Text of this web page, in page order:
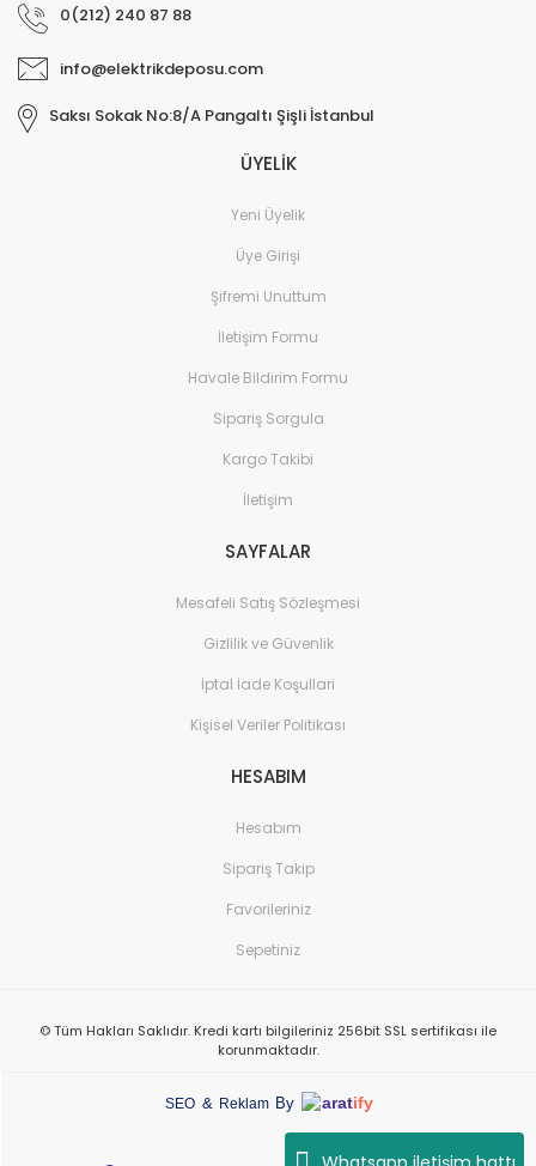
0(212) 240 87 88
info@elektrikdeposu.com
Saksı Sokak No:8/A Pangaltı Şişli İstanbul
ÜYELİK
Yeni Üyelik
Üye Girişi
Şifremi Unuttum
İletişim Formu
Havale Bildirim Formu
Sipariş Sorgula
Kargo Takibi
İletişim
SAYFALAR
Mesafeli Satış Sözleşmesi
Gizlilik ve Güvenlik
İptal İade Koşullari
Kişisel Veriler Politikası
HESABIM
Hesabım
Sipariş Takip
Favorileriniz
Sepetiniz
© Tüm Hakları Saklıdır. Kredi kartı bilgileriniz 256bit SSL sertifikası ile
korunmaktadır.
SEO & Reklam By aratify